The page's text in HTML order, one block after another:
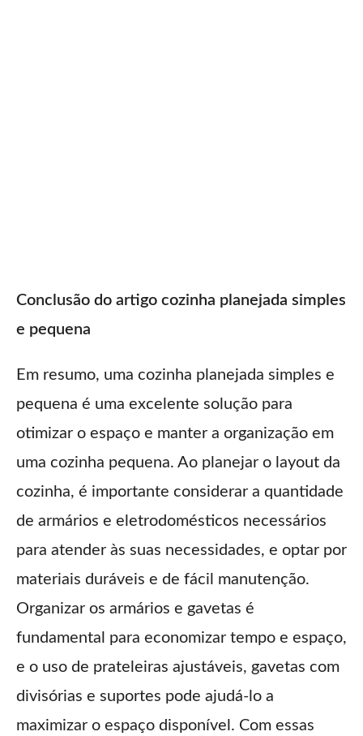
Conclusão do artigo cozinha planejada simples
e pequena
Em resumo, uma cozinha planejada simples e
pequena é uma excelente solução para
otimizar o espaço e manter a organização em
uma cozinha pequena. Ao planejar o layout da
cozinha, é importante considerar a quantidade
de armários e eletrodomésticos necessários
para atender às suas necessidades, e optar por
materiais duráveis e de fácil manutenção.
Organizar os armários e gavetas é
fundamental para economizar tempo e espaço,
e o uso de prateleiras ajustáveis, gavetas com
divisórias e suportes pode ajudá-lo a
maximizar o espaço disponível. Com essas